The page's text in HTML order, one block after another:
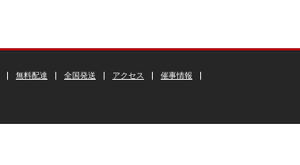
無料配達 全国発送 アクセス 催事情報